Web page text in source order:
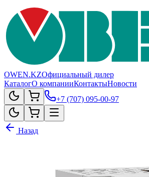
OWEN.KZОфициальный дилер
КаталогО компанииКонтактыНовости
+7 (707) 095-00-97
Назад